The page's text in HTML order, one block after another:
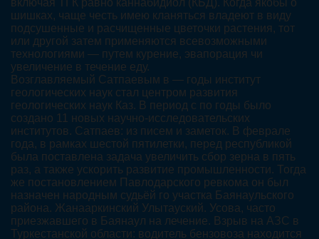
включая ТГК равно каннабидиол (КБД). Когда якобы о
шишках, чаще честь имею кланяться владеют в виду
подсушенные и расчищенные цветочки растения, тот
или другой затем применяются всевозможными
технологиями — путем курение, эвапорация чи
увеличение в течение еду.
Возглавляемый Сатпаевым в — годы институт
геологических наук стал центром развития
геологических наук Каз. В период с по годы было
создано 11 новых научно-исследовательских
институтов. Сатпаев: из писем и заметок. В феврале
года, в рамках шестой пятилетки, перед республикой
была поставлена задача увеличить сбор зерна в пять
раз, а также ускорить развитие промышленности. Тогда
же постановлением Павлодарского ревкома он был
назначен народным судьёй го участка Баянаульского
района. Жанааркинский Улытауский. Усова, часто
приезжавшего в Баянаул на лечение. Взрыв на АЗС в
Туркестанской области: водитель бензовоза находится